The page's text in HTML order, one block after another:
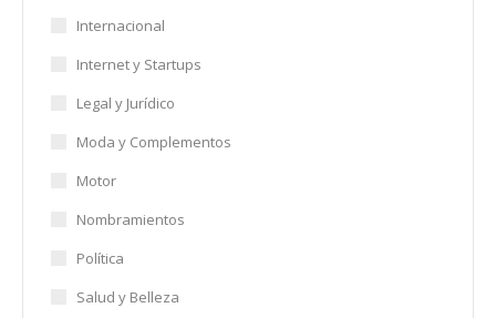
Internacional
Internet y Startups
Legal y Jurídico
Moda y Complementos
Motor
Nombramientos
Política
Salud y Belleza